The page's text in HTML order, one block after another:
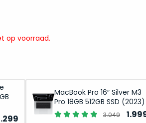
op voorraad.
Huidige
MacBook Pro 16″ Silver M3
Pro 18GB 512GB SSD (2023)
3.049